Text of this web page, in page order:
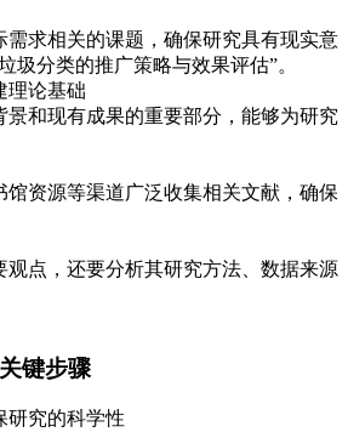
需求相关的课题，确保研究具有现实意
圾分类的推广策略与效果评估”。
理论基础
景和现有成果的重要部分，能够为研究
馆资源等渠道广泛收集相关文献，确保
观点，还要分析其研究方法、数据来源
键步骤
研究的科学性